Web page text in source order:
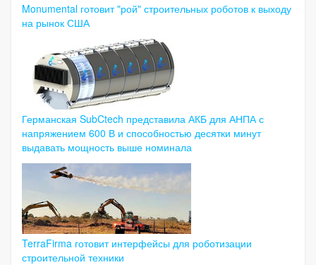
Monumental готовит "рой" строительных роботов к выходу
на рынок США
Германская SubCtech представила АКБ для АНПА с
напряжением 600 В и способностью десятки минут
выдавать мощность выше номинала
TerraFirma готовит интерфейсы для роботизации
строительной техники